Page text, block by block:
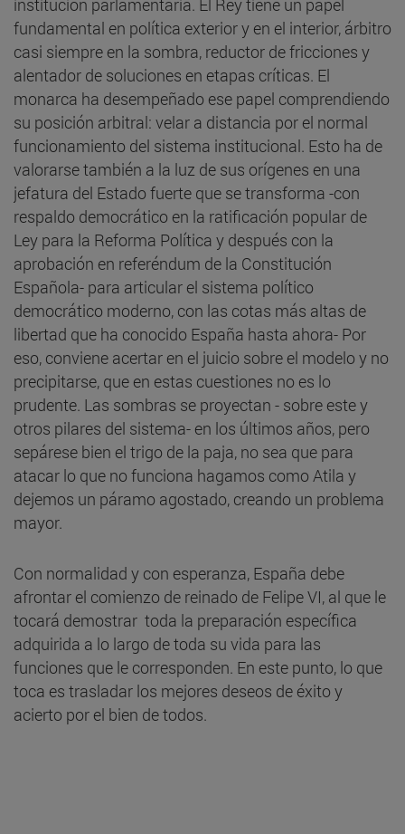
fundamental en política exterior y en el interior, árbitro
casi siempre en la sombra, reductor de fricciones y
alentador de soluciones en etapas críticas. El
monarca ha desempeñado ese papel comprendiendo
su posición arbitral: velar a distancia por el normal
funcionamiento del sistema institucional. Esto ha de
valorarse también a la luz de sus orígenes en una
jefatura del Estado fuerte que se transforma -con
respaldo democrático en la ratificación popular de
Ley para la Reforma Política y después con la
aprobación en referéndum de la Constitución
Española- para articular el sistema político
democrático moderno, con las cotas más altas de
libertad que ha conocido España hasta ahora- Por
eso, conviene acertar en el juicio sobre el modelo y no
precipitarse, que en estas cuestiones no es lo
prudente. Las sombras se proyectan - sobre este y
otros pilares del sistema- en los últimos años, pero
sepárese bien el trigo de la paja, no sea que para
atacar lo que no funciona hagamos como Atila y
dejemos un páramo agostado, creando un problema
mayor.
Con normalidad y con esperanza, España debe
afrontar el comienzo de reinado de Felipe VI, al que le
tocará demostrar toda la preparación específica
adquirida a lo largo de toda su vida para las
funciones que le corresponden. En este punto, lo que
toca es trasladar los mejores deseos de éxito y
acierto por el bien de todos.